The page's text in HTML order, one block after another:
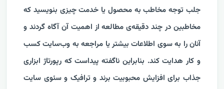
جلب توجه مخاطب به محصول یا خدمت چیزی بنویسید که
مخاطبین در چند دقیقه‌ی مطالعه از اهمیت آن آگاه گردند و
آنان را به سوی اطلاعات بیشتر یا مراجعه به وب‌سایت کسب
و کار هدایت کند. بنابراین ناگفته پیداست که رپورتاژ ابزاری
جذاب برای افزایش محبوبیت برند و ترافیک و سئوی سایت